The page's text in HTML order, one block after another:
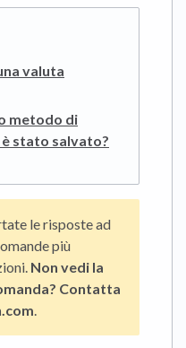
valuta
metodo di
stato salvato?
le risposte ad
più
Non vedi la
Contatta
.